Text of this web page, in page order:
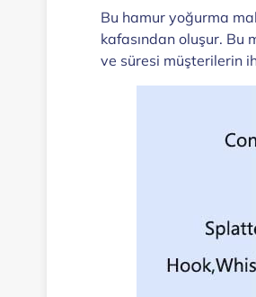
Bu hamur yoğurma
kafasından oluşur. Bu
ve süresi müşterilerin